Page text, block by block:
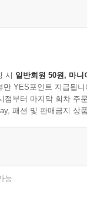
시 일반회원 50원, 마니
만 YES포인트 지급됩니
점부터 마지막 회차 주
패션 및 판매금지 상
능